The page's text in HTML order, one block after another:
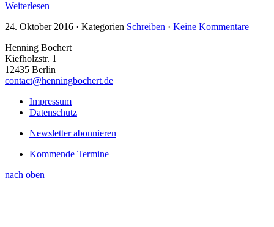
Weiterlesen
24. Oktober 2016 · Kategorien Schreiben · Keine Kommentare
Henning Bochert
Kiefholzstr. 1
12435 Berlin
contact@henningbochert.de
Impressum
Datenschutz
Newsletter abonnieren
Kommende Termine
nach oben